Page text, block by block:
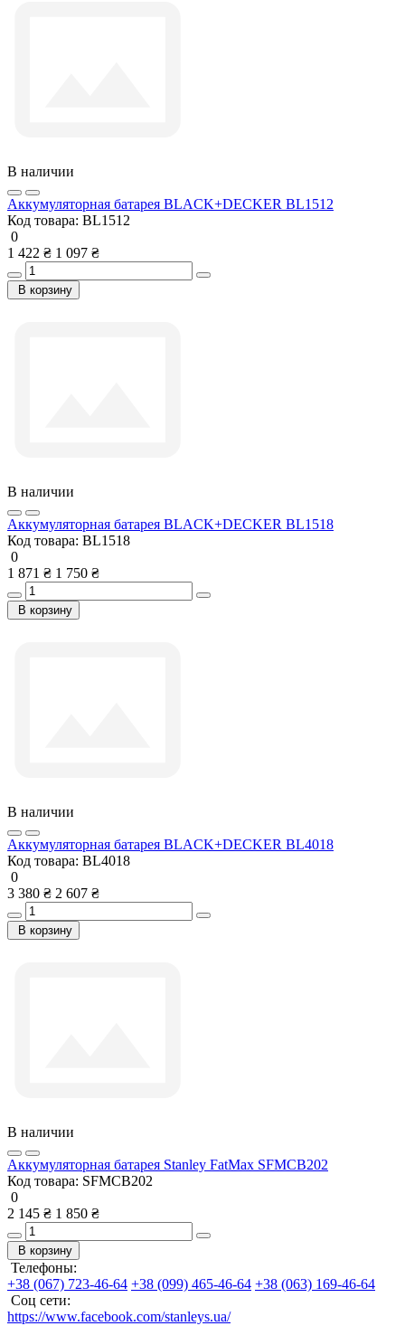
В наличии
Аккумуляторная батарея BLACK+DECKER BL1512
Код товара: BL1512
0
1 422 ₴ 1 097 ₴
В корзину
В наличии
Аккумуляторная батарея BLACK+DECKER BL1518
Код товара: BL1518
0
1 871 ₴ 1 750 ₴
В корзину
В наличии
Аккумуляторная батарея BLACK+DECKER BL4018
Код товара: BL4018
0
3 380 ₴ 2 607 ₴
В корзину
В наличии
Аккумуляторная батарея Stanley FatMax SFMCB202
Код товара: SFMCB202
0
2 145 ₴ 1 850 ₴
В корзину
Телефоны:
+38 (067) 723-46-64 +38 (099) 465-46-64 +38 (063) 169-46-64
Соц сети:
https://www.facebook.com/stanleys.ua/